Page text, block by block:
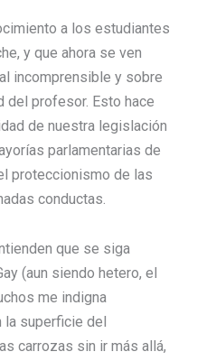
a los estudiantes
y que ahora se ven
incomprensible y sobre
del profesor. Esto hace
de nuestra legislación
parlamentarias de
proteccionismo de las
conductas.
que se siga
(aun siendo hetero, el
me indigna
la superficie del
carrozas sin ir más allá,